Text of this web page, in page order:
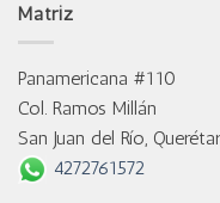
Matriz
Panamericana #110
Col. Ramos Millán
San Juan del Río,
4272761572